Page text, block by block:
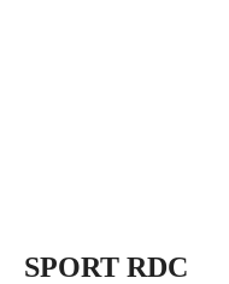
SPORT RDC